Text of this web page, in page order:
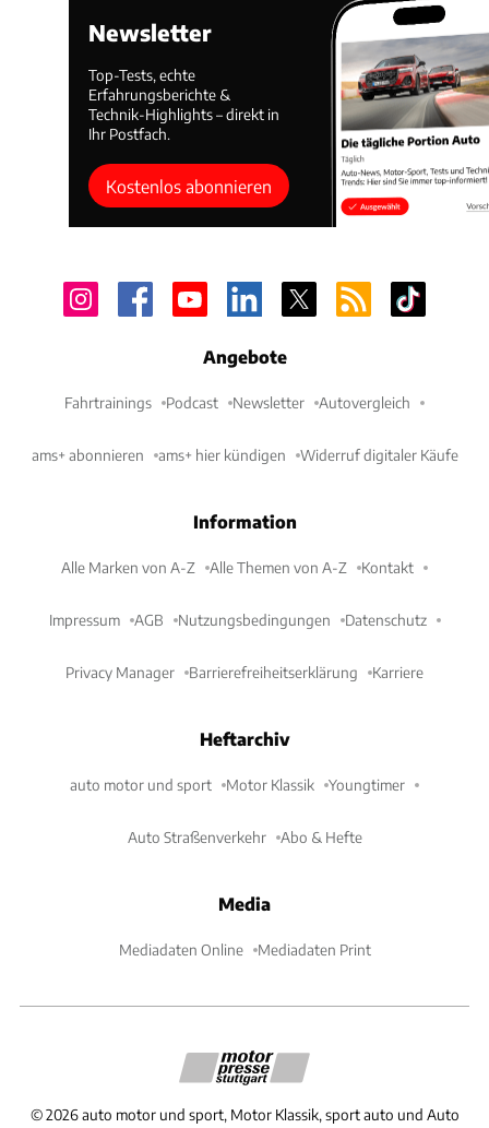
Newsletter
Top-Tests, echte
Erfahrungsberichte &
Technik-Highlights – direkt in
Ihr Postfach.
Kostenlos abonnieren
Angebote
Fahrtrainings Podcast Newsletter Autovergleich
ams+ abonnieren ams+ hier kündigen Widerruf digitaler Käufe
Information
Alle Marken von A-Z Alle Themen von A-Z Kontakt
Impressum AGB Nutzungsbedingungen Datenschutz
Privacy Manager Barrierefreiheitserklärung Karriere
Heftarchiv
auto motor und sport Motor Klassik Youngtimer
Auto Straßenverkehr Abo & Hefte
Media
Mediadaten Online Mediadaten Print
©2026 auto motor und sport, Motor Klassik, sport auto und Auto